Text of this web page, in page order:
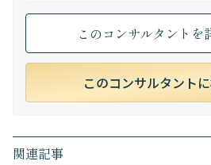
このコンサルタントを
このコンサルタント
関連記事